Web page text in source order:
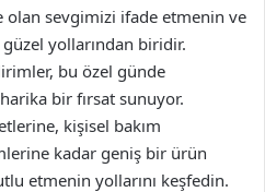
olan sevgimizi ifade etmenin ve
yollarından biridir.
bu özel günde
bir fırsat sunuyor.
kişisel bakım
kadar geniş bir ürün
etmenin yollarını keşfedin.